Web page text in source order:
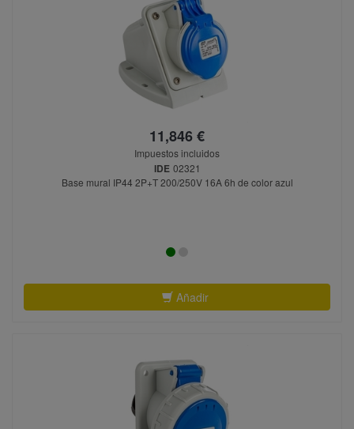
11,846 €
Impuestos incluidos
IDE 02321
Base mural IP44 2P+T 200/250V 16A 6h de color azul
Añadir